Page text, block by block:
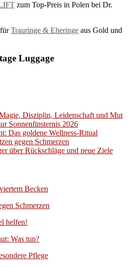
zum Top-Preis in Polen bei Dr.
Trauringe & Eheringe aus Gold und
Luggage
Disziplin, Leidenschaft und Mut
Sonnenfinsternis 2026
Das goldene Wellness-Ritual
gegen Schmerzen
über Rückschläge und neue Ziele
Schmerzen
Was tun?